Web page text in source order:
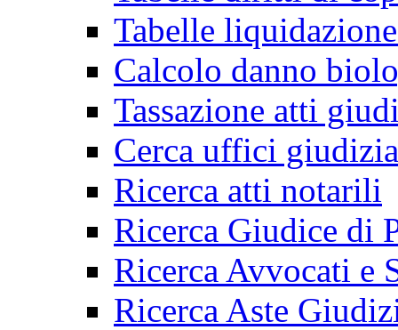
Tabelle
Calcolo danno
Tassazione atti
Cerca uffici
Ricerca atti notarili
Ricerca Giudice di
Ricerca Avvocati e
Ricerca Aste